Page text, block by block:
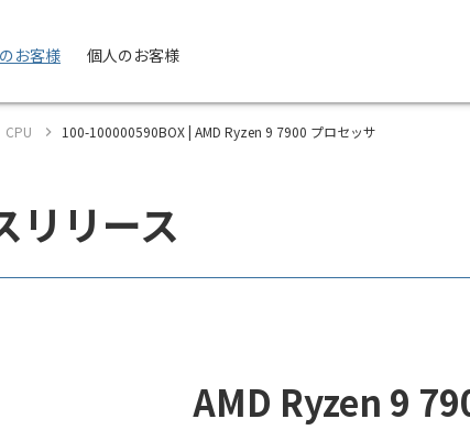
お客様 個人のお客様
CPU 100-100000590BOX | AMD Ryzen 9 7900 プロセッサ
リリース
AMD Ryzen 9